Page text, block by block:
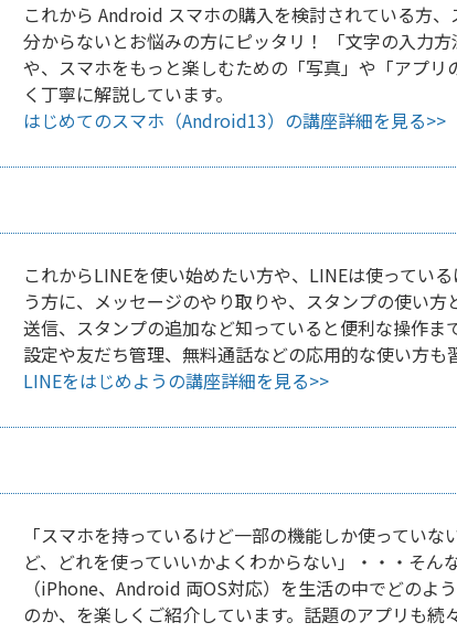
これから Android スマホの購入を検討されている方
分からないとお悩みの方にピッタリ！ 「文字の入力
や、スマホをもっと楽しむための「写真」や「アプ
く丁寧に解説しています。
はじめてのスマホ（Android13）の講座詳細を見る>>
これからLINEを使い始めたい方や、LINEは使ってい
う方に、メッセージのやり取りや、スタンプの使い
送信、スタンプの追加など知っていると便利な操作
設定や友だち管理、無料通話などの応用的な使い方も
LINEをはじめようの講座詳細を見る>>
「スマホを持っているけど一部の機能しか使ってい
ど、どれを使っていいかよくわからない」・・・そ
（iPhone、Android 両OS対応）を生活の中でどのよ
のか、を楽しくご紹介しています。話題のアプリも